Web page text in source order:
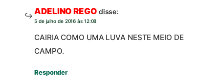
ADELINO REGO disse:
5 de julho de 2016 às 12:08
CAIRIA COMO UMA LUVA NESTE MEIO DE
CAMPO.
Responder